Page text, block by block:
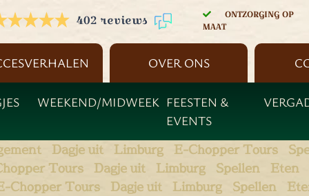
402 reviews
ONTZORGING OP
MAAT
OVER ONS
WEEKEND/MIDWEEK FEESTEN &
EVENTS
Dagje uit Limburg E-Chopper Tours
Tours Dagje uit Limburg Spellen Eten
Chopper Tours Dagje uit Limburg Spellen